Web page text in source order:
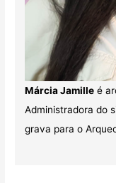
Márcia Jamilleé
Administradora do
grava para o